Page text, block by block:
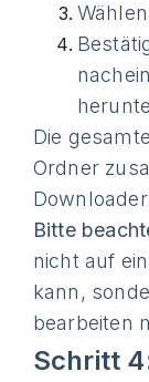
Die
Ordner
Bitte
nicht auf
kann,
bearbeiten
Schritt